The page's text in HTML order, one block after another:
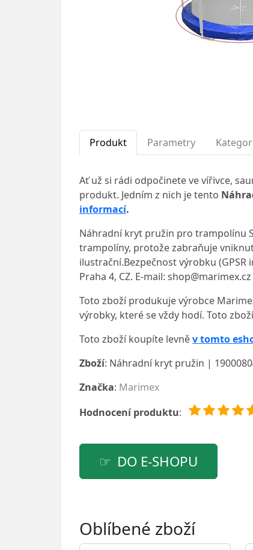
Produkt Parametry
Ať už si rádi odpočinete ve vířivce,
produkt. Jedním z nich je tento
informací.
Náhradní kryt pružin pro trampolínu
trampolíny, protože zabraňuje
ilustrační.Bezpečnost výrobku (GPSR
Praha 4, CZ. E-mail: shop@marimex.cz
Toto zboží produkuje výrobce
výrobky, které se vždy hodí. Toto
Toto zboží koupíte levněv tomto
Zboží: Náhradní kryt pružin |
Značka: Marimex
Hodnocení produktu:
DO E-SHOPU
Oblíbené zboží